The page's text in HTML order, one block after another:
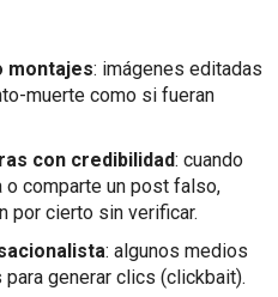
montajes: imágenes editadas
muerte como si fueran
con credibilidad: cuando
comparte un post falso,
por cierto sin verificar.
: algunos medios
generar clics (clickbait).